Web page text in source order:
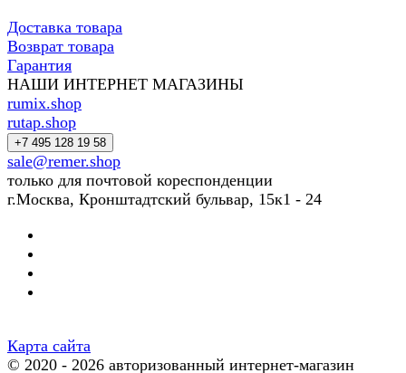
Доставка товара
Возврат товара
Гарантия
НАШИ ИНТЕРНЕТ МАГАЗИНЫ
rumix.shop
rutap.shop
+7 495 128 19 58
sale@remer.shop
только для почтовой кореспонденции
г.Москва, Кронштадтский бульвар, 15к1 - 24
Карта сайта
© 2020 - 2026 авторизованный интернет-магазин